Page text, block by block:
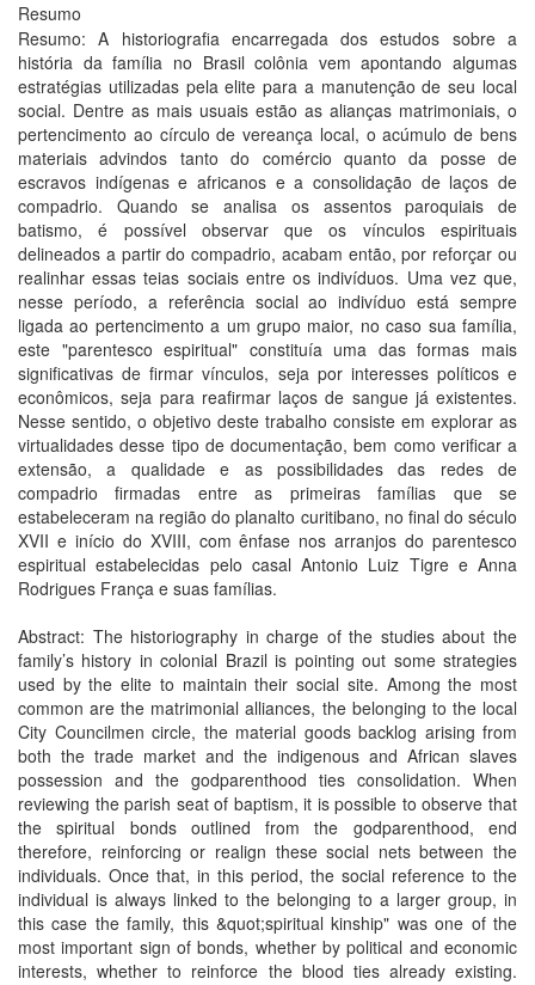
Resumo
Resumo: A historiografia encarregada dos estudos sobre a
história da família no Brasil colônia vem apontando algumas
estratégias utilizadas pela elite para a manutenção de seu local
social. Dentre as mais usuais estão as alianças matrimoniais, o
pertencimento ao círculo de vereança local, o acúmulo de bens
materiais advindos tanto do comércio quanto da posse de
escravos indígenas e africanos e a consolidação de laços de
compadrio. Quando se analisa os assentos paroquiais de
batismo, é possível observar que os vínculos espirituais
delineados a partir do compadrio, acabam então, por reforçar ou
realinhar essas teias sociais entre os indivíduos. Uma vez que,
nesse período, a referência social ao indivíduo está sempre
ligada ao pertencimento a um grupo maior, no caso sua família,
este "parentesco espiritual" constituía uma das formas mais
significativas de firmar vínculos, seja por interesses políticos e
econômicos, seja para reafirmar laços de sangue já existentes.
Nesse sentido, o objetivo deste trabalho consiste em explorar as
virtualidades desse tipo de documentação, bem como verificar a
extensão, a qualidade e as possibilidades das redes de
compadrio firmadas entre as primeiras famílias que se
estabeleceram na região do planalto curitibano, no final do século
XVII e início do XVIII, com ênfase nos arranjos do parentesco
espiritual estabelecidas pelo casal Antonio Luiz Tigre e Anna
Rodrigues França e suas famílias.
Abstract: The historiography in charge of the studies about the
family’s history in colonial Brazil is pointing out some strategies
used by the elite to maintain their social site. Among the most
common are the matrimonial alliances, the belonging to the local
City Councilmen circle, the material goods backlog arising from
both the trade market and the indigenous and African slaves
possession and the godparenthood ties consolidation. When
reviewing the parish seat of baptism, it is possible to observe that
the spiritual bonds outlined from the godparenthood, end
therefore, reinforcing or realign these social nets between the
individuals. Once that, in this period, the social reference to the
individual is always linked to the belonging to a larger group, in
this case the family, this &quot;spiritual kinship" was one of the
most important sign of bonds, whether by political and economic
interests, whether to reinforce the blood ties already existing.